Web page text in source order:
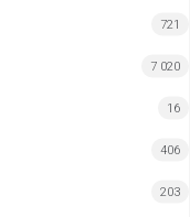
721
7 020
16
406
203